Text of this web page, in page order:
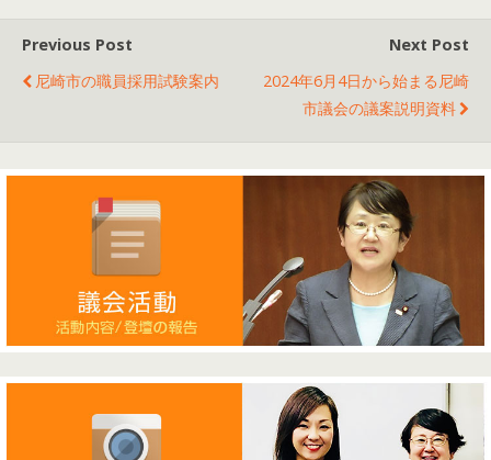
Previous Post
尼崎市の職員採用試験案内
Next Post
2024年6月4日から始まる尼崎
市議会の議案説明資料